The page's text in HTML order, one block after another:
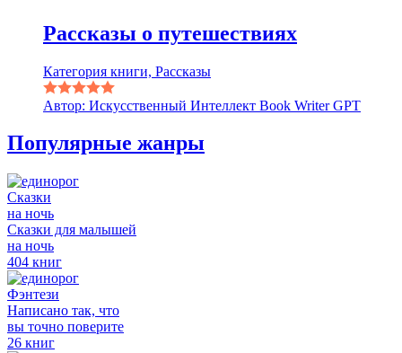
Рассказы о путешествиях
Категория книги, Рассказы
Автор: Искусственный Интеллект Book Writer GPT
Популярные жанры
Сказки
на ночь
Сказки для малышей
на ночь
404 книг
Фэнтези
Написано так, что
вы точно поверите
26 книг